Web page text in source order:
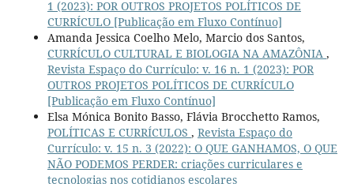
1 (2023): POR OUTROS PROJETOS POLÍTICOS DE
CURRÍCULO [Publicação em Fluxo Contínuo]
Amanda Jessica Coelho Melo, Marcio dos Santos,
CURRÍCULO CULTURAL E BIOLOGIA NA AMAZÔNIA ,
Revista Espaço do Currículo: v. 16 n. 1 (2023): POR
OUTROS PROJETOS POLÍTICOS DE CURRÍCULO
[Publicação em Fluxo Contínuo]
Elsa Mónica Bonito Basso, Flávia Brocchetto Ramos,
POLÍTICAS E CURRÍCULOS , Revista Espaço do
Currículo: v. 15 n. 3 (2022): O QUE GANHAMOS, O QUE
NÃO PODEMOS PERDER: criações curriculares e
tecnologias nos cotidianos escolares